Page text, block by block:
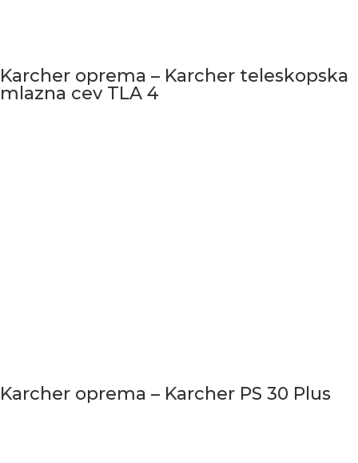
Karcher oprema – Karcher teleskopska
mlazna cev TLA 4
Karcher oprema – Karcher PS 30 Plus